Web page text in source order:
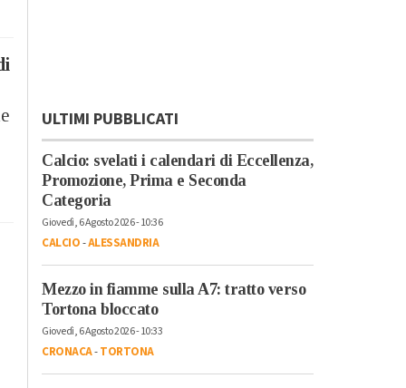
ULTIMI PUBBLICATI
Calcio: svelati i calendari di Eccellenza,
Promozione, Prima e Seconda
Categoria
Giovedì, 6 Agosto 2026 - 10:36
CALCIO-ALESSANDRIA
Mezzo in fiamme sulla A7: tratto verso
Tortona bloccato
Giovedì, 6 Agosto 2026 - 10:33
CRONACA-TORTONA